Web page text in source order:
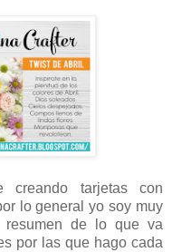
creando tarjetas con
lo general yo soy muy
de lo que va
por las que hago cada